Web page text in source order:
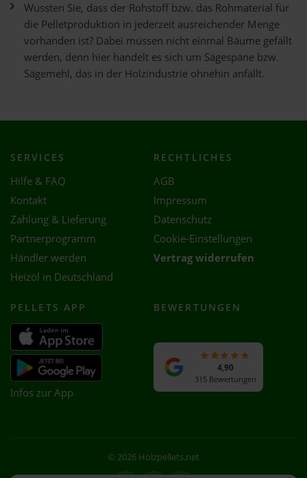
Wussten Sie, dass der Rohstoff bzw. das Rohmaterial für
die Pelletproduktion in jederzeit ausreichender Menge
vorhanden ist? Dabei müssen nicht einmal Bäume gefällt
werden, denn hier handelt es sich um Sägespäne bzw.
Sägemehl, das in der Holzindustrie ohnehin anfällt.
SERVICES
Hilfe & FAQ
Kontakt
Zahlung & Lieferung
Partnerprogramm
Händler werden
Heizöl in Deutschland
RECHTLICHES
AGB
Impressum
Datenschutz
Cookie-Einstellungen
Vertrag widerrufen
PELLETS APP
Infos zur App
BEWERTUNGEN
4,90
315 Bewertungen
© 2026 Holzpellets.net